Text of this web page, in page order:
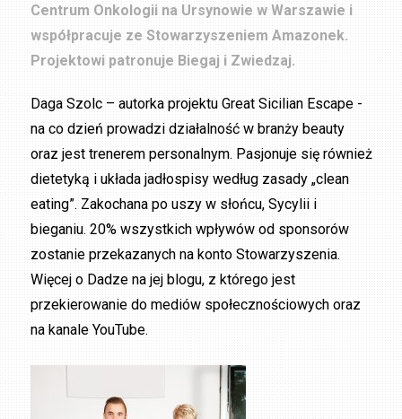
Centrum Onkologii na Ursynowie w Warszawie i
współpracuje ze Stowarzyszeniem Amazonek.
Projektowi patronuje Biegaj i Zwiedzaj.
Daga Szolc – autorka projektu Great Sicilian Escape -
na co dzień prowadzi działalność w branży beauty
oraz jest trenerem personalnym. Pasjonuje się również
dietetyką i układa jadłospisy według zasady „clean
eating”. Zakochana po uszy w słońcu, Sycylii i
bieganiu. 20% wszystkich wpływów od sponsorów
zostanie przekazanych na konto Stowarzyszenia.
Więcej o Dadze na jej blogu, z którego jest
przekierowanie do mediów społecznościowych oraz
na kanale YouTube.